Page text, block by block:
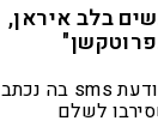
בלב איראן,
בעלי "יקב בן זמרה" קיבלו הודעת sms בה נכתב
לשלם